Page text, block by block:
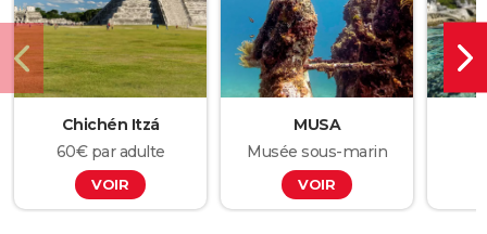
Chichén Itzá
60€ par adulte
VOIR
MUSA
Musée sous-marin
VOIR